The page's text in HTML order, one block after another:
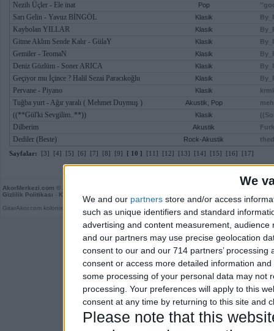
We
We and our partners store and/or access
such as unique identifiers and standard
advertising and content measurement,
and our partners may use precise geolocation
consent to our and our 714 partners’
consent or access more detailed information
some processing of your personal data may not
processing. Your preferences will apply to this
consent at any time by returning to this site and
Please note that this
Nezih Üçler - Ele inat Pop
Sarı Gelin - Yavuz BİNGÖL Klasik
Kaybolan YILLAR Klasik
Gitme Aklım Sende Kalır - GülaY Klasik
Gemiler - TeomaN Klasik
Deniz Gözlüm - Soner ARICA Klasik
Geçiyor mu İçince ? Halil Sezai Paracıkoğlu Klasik
Pervane - Piyano Klasik
Tuğba yurt - Ağır yaralı ( Mehmet Duymuş ) Akustik, Pop
((**Gül'ki Sevgilim..**)) Klasik
Dilberim Akustik
Dediler (Beste) Rock-Akustik
Sayfalar:
[3] [4] [5] [6] [7] [8] [9] [ 10 ] [11] [12] [13] [14] [15] [16] [17]
AkorMerkezi.com © 2026
Gizlilik Politikası - Kullanım Koşulları
GitarAkor.com kolonisidir. Derleme 0,06 saniye.